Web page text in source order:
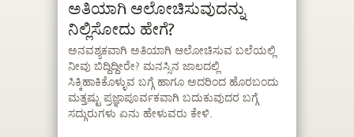
ಅತಿಯಾಗಿ ಆಲೋಚಿಸುವುದನ್ನು
ನಿಲ್ಲಿಸೋದು ಹೇಗೆ?
ಅನವಶ್ಯಕವಾಗಿ ಅತಿಯಾಗಿ ಆಲೋಚಿಸುವ ಬಲೆಯಲ್ಲಿ
ನೀವು ಬಿದ್ದಿದ್ದೀರೇ? ಮನಸ್ಸಿನ ಜಾಲದಲ್ಲಿ
ಸಿಕ್ಕಿಹಾಕಿಕೊಳ್ಳುವ ಬಗ್ಗೆ ಹಾಗೂ ಅದರಿಂದ ಹೊರಬಂದು
ಮತ್ತಷ್ಟು ಪ್ರಜ್ಞಾಪೂರ್ವಕವಾಗಿ ಬದುಕುವುದರ ಬಗ್ಗೆ
ಸದ್ಗುರುಗಳು ಏನು ಹೇಳುವರು ಕೇಳಿ.